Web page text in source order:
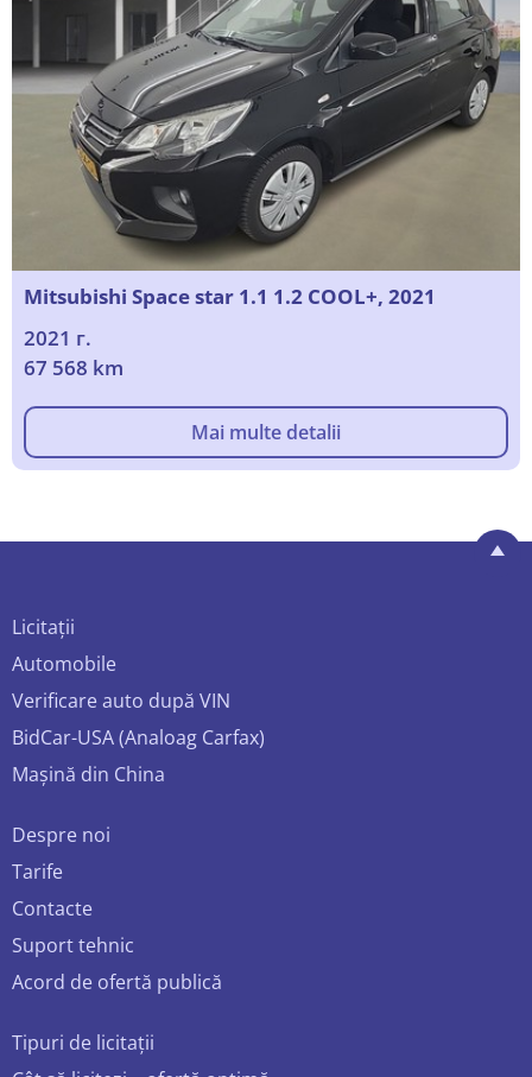
Mitsubishi Space star 1.1 1.2 COOL+, 2021
2021 г.
67 568 km
Mai multe detalii
Licitații
Automobile
Verificare auto după VIN
BidCar-USA (Analoag Carfax)
Mașină din China
Despre noi
Tarife
Contacte
Suport tehnic
Acord de ofertă publică
Tipuri de licitații